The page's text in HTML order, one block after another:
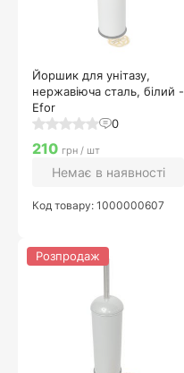
Йоршик для унітазу,
нержавіюча сталь, білий -
Efor
0
210 грн / шт
Немає в наявності
Код товару: 1000000607
Розпродаж